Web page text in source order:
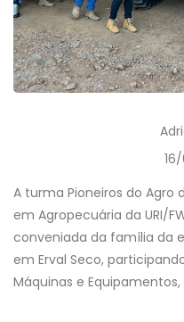
A turma Pioneiros do Agro
em Agropecuária da URI/
conveniada da família da
em Erval Seco,
Máquinas e